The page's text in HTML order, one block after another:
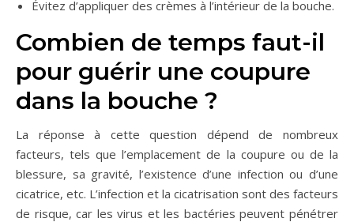
Évitez d’appliquer des crèmes à l’intérieur de la bouche.
Combien de temps faut-il
pour guérir une coupure
dans la bouche ?
La réponse à cette question dépend de nombreux
facteurs, tels que l’emplacement de la coupure ou de la
blessure, sa gravité, l’existence d’une infection ou d’une
cicatrice, etc. L’infection et la cicatrisation sont des facteurs
de risque, car les virus et les bactéries peuvent pénétrer